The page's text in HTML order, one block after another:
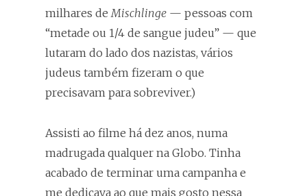
milhares deMischlinge — pessoas com
“metade ou 1/4 de sangue judeu” — que
lutaram do lado dos nazistas, vários
judeus também fizeram o que
precisavam para sobreviver.)
Assisti ao filme há dez anos, numa
madrugada qualquer na Globo. Tinha
acabado de terminar uma campanha e
me dedicava ao que mais gosto nessa